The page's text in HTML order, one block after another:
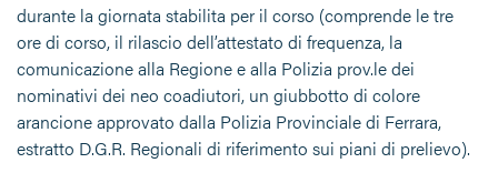
durante la giornata stabilita per il corso (comprende le tre
ore di corso, il rilascio dell’attestato di frequenza, la
comunicazione alla Regione e alla Polizia prov.le dei
nominativi dei neo coadiutori, un giubbotto di colore
arancione approvato dalla Polizia Provinciale di Ferrara,
estratto D.G.R. Regionali di riferimento sui piani di prelievo).